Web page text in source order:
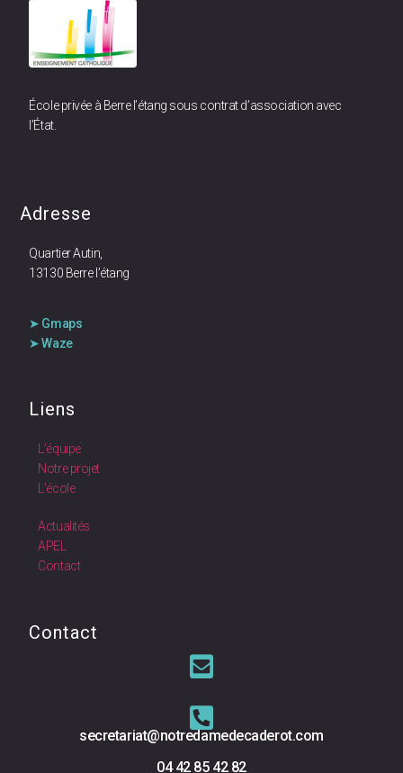
École privée à Berre l’étang sous contrat d’association avec
l’État.
Adresse
Quartier Autin,
13130 Berre l’étang
➤ Gmaps
➤ Waze
Liens
L’équipe
Notre projet
L’école
Actualités
APEL
Contact
Contact
secretariat@notredamedecaderot.com
04 42 85 42 82